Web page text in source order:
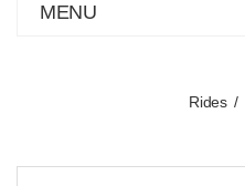
MENU
Rides